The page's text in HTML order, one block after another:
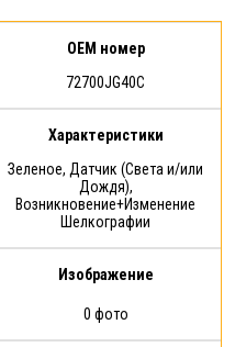
OEM номер
72700JG40C
Характеристики
Зеленое, Датчик (Света и/или
Дождя),
Возникновение+Изменение
Шелкографии
Изображение
0 фото